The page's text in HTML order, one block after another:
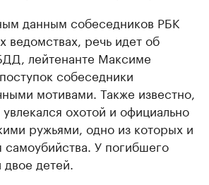
данным собеседников РБК
ведомствах, речь идет об
лейтенанте Максиме
собеседники
мотивами. Также известно,
охотой и официально
ружьями, одно из которых и
самоубийства. У погибшего
детей.